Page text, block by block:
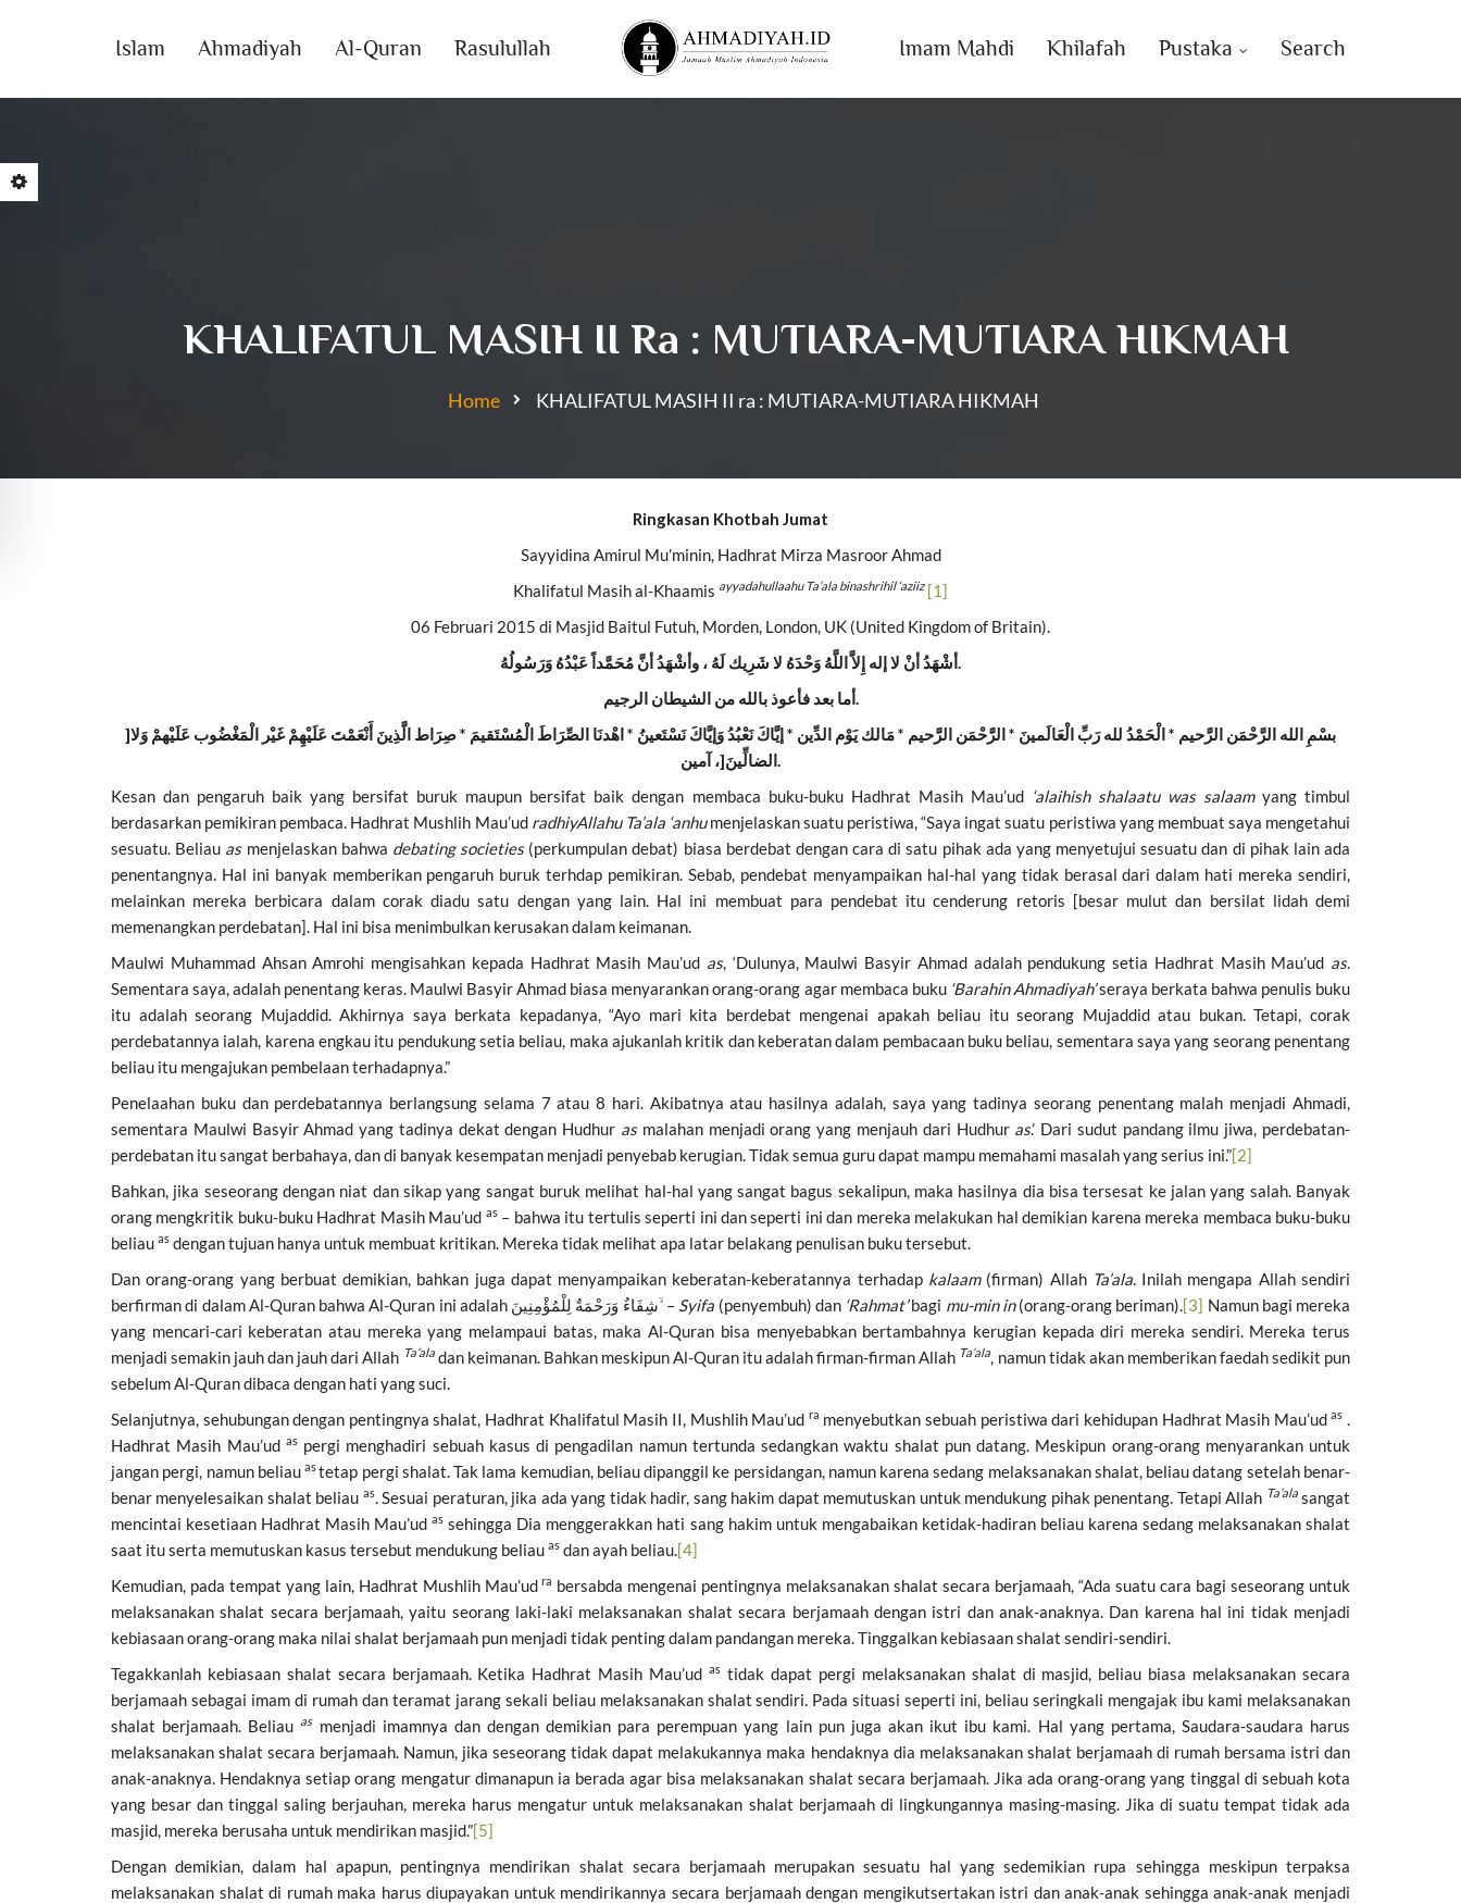
Islam Ahmadiyah Al-Quran Rasulullah Imam Mahdi Khilafah Pustaka Search
KHALIFATUL MASIH II Ra : MUTIARA-MUTIARA HIKMAH
Home KHALIFATUL MASIH II ra : MUTIARA-MUTIARA HIKMAH
Ringkasan Khotbah Jumat
Sayyidina Amirul Mu’minin, Hadhrat Mirza Masroor Ahmad
Khalifatul Masih al-Khaamis ayyadahullaahu Ta’ala binashrihil ‘aziiz [1]
06 Februari 2015 di Masjid Baitul Futuh, Morden, London, UK (United Kingdom of Britain).
أشْهَدُ أنْ لا إله إِلاَّ اللَّهُ وَحْدَهُ لا شَرِيك لَهُ ، وأشْهَدُ أنَّ مُحَمَّداً عَبْدُهُ وَرَسُولُهُ.
أما بعد فأعوذ بالله من الشيطان الرجيم.
]بسْمِ الله الرَّحْمَن الرَّحيم * الْحَمْدُ لله رَبِّ الْعَالَمينَ * الرَّحْمَن الرَّحيم * مَالك يَوْم الدِّين * إيَّاكَ نَعْبُدُ وَإيَّاكَ نَسْتَعينُ * اهْدنَا الصِّرَاطَ الْمُسْتَقيمَ * صِرَاط الَّذِينَ أَنْعَمْتَ عَلَيْهِمْ غَيْر الْمَغْضُوب عَلَيْهمْ وَلا
الضالِّينَ[
، آمين.
Kesan dan pengaruh baik yang bersifat buruk maupun bersifat baik dengan membaca buku-buku Hadhrat Masih Mau’ud ‘alaihish shalaatu was salaam yang timbul
berdasarkan pemikiran pembaca. Hadhrat Mushlih Mau’ud radhiyAllahu Ta’ala ‘anhumenjelaskan suatu peristiwa, “Saya ingat suatu peristiwa yang membuat saya mengetahui
sesuatu. Beliau as menjelaskan bahwa debating societies (perkumpulan debat) biasa berdebat dengan cara di satu pihak ada yang menyetujui sesuatu dan di pihak lain ada
penentangnya. Hal ini banyak memberikan pengaruh buruk terhdap pemikiran. Sebab, pendebat menyampaikan hal-hal yang tidak berasal dari dalam hati mereka sendiri,
melainkan mereka berbicara dalam corak diadu satu dengan yang lain. Hal ini membuat para pendebat itu cenderung retoris [besar mulut dan bersilat lidah demi
memenangkan perdebatan]. Hal ini bisa menimbulkan kerusakan dalam keimanan.
Maulwi Muhammad Ahsan Amrohi mengisahkan kepada Hadhrat Masih Mau’ud as, ‘Dulunya, Maulwi Basyir Ahmad adalah pendukung setia Hadhrat Masih Mau’ud as.
Sementara saya, adalah penentang keras. Maulwi Basyir Ahmad biasa menyarankan orang-orang agar membaca buku ‘Barahin Ahmadiyah’seraya berkata bahwa penulis buku
itu adalah seorang Mujaddid. Akhirnya saya berkata kepadanya, “Ayo mari kita berdebat mengenai apakah beliau itu seorang Mujaddid atau bukan. Tetapi, corak
perdebatannya ialah, karena engkau itu pendukung setia beliau, maka ajukanlah kritik dan keberatan dalam pembacaan buku beliau, sementara saya yang seorang penentang
beliau itu mengajukan pembelaan terhadapnya.”
Penelaahan buku dan perdebatannya berlangsung selama 7 atau 8 hari. Akibatnya atau hasilnya adalah, saya yang tadinya seorang penentang malah menjadi Ahmadi,
sementara Maulwi Basyir Ahmad yang tadinya dekat dengan Hudhur as malahan menjadi orang yang menjauh dari Hudhur as.’ Dari sudut pandang ilmu jiwa, perdebatan-
perdebatan itu sangat berbahaya, dan di banyak kesempatan menjadi penyebab kerugian. Tidak semua guru dapat mampu memahami masalah yang serius ini.”[2]
Bahkan, jika seseorang dengan niat dan sikap yang sangat buruk melihat hal-hal yang sangat bagus sekalipun, maka hasilnya dia bisa tersesat ke jalan yang salah. Banyak
orang mengkritik buku-buku Hadhrat Masih Mau’ud as– bahwa itu tertulis seperti ini dan seperti ini dan mereka melakukan hal demikian karena mereka membaca buku-buku
beliau as dengan tujuan hanya untuk membuat kritikan. Mereka tidak melihat apa latar belakang penulisan buku tersebut.
Dan orang-orang yang berbuat demikian, bahkan juga dapat menyampaikan keberatan-keberatannya terhadap kalaam(firman) Allah Ta’ala. Inilah mengapa Allah sendiri
berfirman di dalam Al-Quran bahwa Al-Quran ini adalah شِفَاءٌ وَرَحْمَةٌ لِلْمُؤْمِنِينَ ۙ – Syifa (penyembuh) dan ‘Rahmat’bagi mu-minin(orang-orang beriman).[3] Namun bagi mereka
yang mencari-cari keberatan atau mereka yang melampaui batas, maka Al-Quran bisa menyebabkan bertambahnya kerugian kepada diri mereka sendiri. Mereka terus
menjadi semakin jauh dan jauh dari Allah Ta’aladan keimanan. Bahkan meskipun Al-Quran itu adalah firman-firman Allah Ta’ala, namun tidak akan memberikan faedah sedikit pun
sebelum Al-Quran dibaca dengan hati yang suci.
Selanjutnya, sehubungan dengan pentingnya shalat, Hadhrat Khalifatul Masih II, Mushlih Mau’ud ra menyebutkan sebuah peristiwa dari kehidupan Hadhrat Masih Mau’udas .
Hadhrat Masih Mau’ud aspergi menghadiri sebuah kasus di pengadilan namun tertunda sedangkan waktu shalat pun datang. Meskipun orang-orang menyarankan untuk
jangan pergi, namun beliauastetap pergi shalat. Tak lama kemudian, beliau dipanggil ke persidangan, namun karena sedang melaksanakan shalat, beliau datang setelah benar-
benar menyelesaikan shalat beliau as. Sesuai peraturan, jika ada yang tidak hadir, sang hakim dapat memutuskan untuk mendukung pihak penentang. Tetapi Allah Ta’alasangat
mencintai kesetiaan Hadhrat Masih Mau’udas sehingga Dia menggerakkan hati sang hakim untuk mengabaikan ketidak-hadiran beliau karena sedang melaksanakan shalat
saat itu serta memutuskan kasus tersebut mendukung beliau as dan ayah beliau.[4]
Kemudian, pada tempat yang lain, Hadhrat Mushlih Mau’ud ra bersabda mengenai pentingnya melaksanakan shalat secara berjamaah, “Ada suatu cara bagi seseorang untuk
melaksanakan shalat secara berjamaah, yaitu seorang laki-laki melaksanakan shalat secara berjamaah dengan istri dan anak-anaknya. Dan karena hal ini tidak menjadi
kebiasaan orang-orang maka nilai shalat berjamaah pun menjadi tidak penting dalam pandangan mereka. Tinggalkan kebiasaan shalat sendiri-sendiri.
Tegakkanlah kebiasaan shalat secara berjamaah. Ketika Hadhrat Masih Mau’udas tidak dapat pergi melaksanakan shalat di masjid, beliau biasa melaksanakan secara
berjamaah sebagai imam di rumah dan teramat jarang sekali beliau melaksanakan shalat sendiri. Pada situasi seperti ini, beliau seringkali mengajak ibu kami melaksanakan
shalat berjamaah. Beliau as menjadi imamnya dan dengan demikian para perempuan yang lain pun juga akan ikut ibu kami. Hal yang pertama, Saudara-saudara harus
melaksanakan shalat secara berjamaah. Namun, jika seseorang tidak dapat melakukannya maka hendaknya dia melaksanakan shalat berjamaah di rumah bersama istri dan
anak-anaknya. Hendaknya setiap orang mengatur dimanapun ia berada agar bisa melaksanakan shalat secara berjamaah. Jika ada orang-orang yang tinggal di sebuah kota
yang besar dan tinggal saling berjauhan, mereka harus mengatur untuk melaksanakan shalat berjamaah di lingkungannya masing-masing. Jika di suatu tempat tidak ada
masjid, mereka berusaha untuk mendirikan masjid.”[5]
Dengan demikian, dalam hal apapun, pentingnya mendirikan shalat secara berjamaah merupakan sesuatu hal yang sedemikian rupa sehingga meskipun terpaksa
melaksanakan shalat di rumah maka harus diupayakan untuk mendirikannya secara berjamaah dengan mengikutsertakan istri dan anak-anak sehingga anak-anak menjadi